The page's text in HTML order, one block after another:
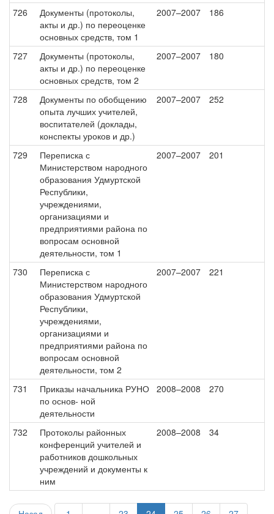
726
Документы (протоколы,
акты и др.) по переоценке
основных средств, том 1
2007–2007 186
727
Документы (протоколы,
акты и др.) по переоценке
основных средств, том 2
2007–2007 180
728
Документы по обобщению
опыта лучших учителей,
воспитателей (доклады,
конспекты уроков и др.)
2007–2007 252
729
Переписка с
Министерством народного
образования Удмуртской
Республики,
учреждениями,
организациями и
предприятиями района по
вопросам основной
деятельности, том 1
2007–2007 201
730
Переписка с
Министерством народного
образования Удмуртской
Республики,
учреждениями,
организациями и
предприятиями района по
вопросам основной
деятельности, том 2
2007–2007 221
731
Приказы начальника РУНО
по основ- ной
деятельности
2008–2008 270
732
Протоколы районных
конференций учителей и
работников дошкольных
учреждений и документы к
ним
2008–2008 34